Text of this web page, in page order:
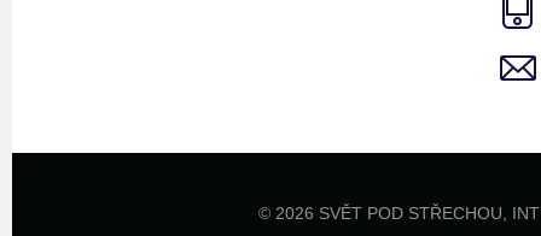
© 2026 SVĚT POD STŘECHOU,